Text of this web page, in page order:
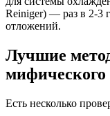
Reiniger) — раз в 2-3
отложений.
Лучшие
мифического
Есть несколько